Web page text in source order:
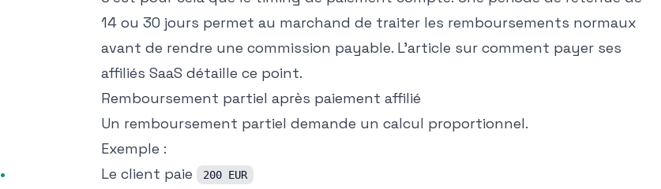
14 ou 30 jours permet au marchand de traiter les remboursements normaux
avant de rendre une commission payable. L'article sur comment payer ses
affiliés SaaS détaille ce point.
Remboursement partiel après paiement affilié
Un remboursement partiel demande un calcul proportionnel.
Exemple :
Le client paie
200 EUR